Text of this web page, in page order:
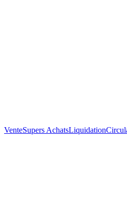
VenteSupers AchatsLiquidation